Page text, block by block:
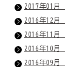
2017年01月
2016年12月
2016年11月
2016年10月
2016年09月